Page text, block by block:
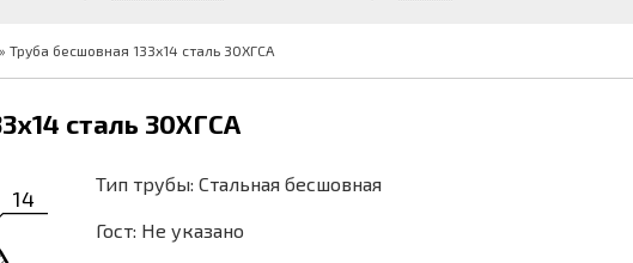
» Труба бесшовная 133х14 сталь 30ХГСА
сталь 30ХГСА
14
Тип трубы: Стальная бесшовная
Гост: Не указано